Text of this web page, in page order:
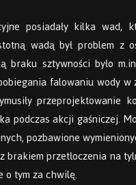
posiadały kilka
wadą był problem z
braku sztywności było
falowaniu wody
przeprojektowanie
podczas akcji gaśniczej.
pozbawione
przetłoczenia na
o tym za chwilę.